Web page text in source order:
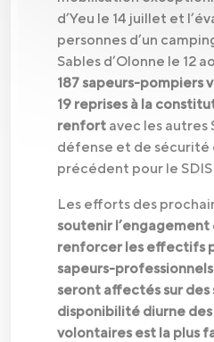
d’Yeu le 14 juillet et
personnes d’un
Sables d’Olonne le 12
187 sapeurs-pompiers
19 reprises à la
renfort avec les autres
défense et de sécurité
précédent pour le
Les efforts des
soutenir l’engagement
renforcer les effectifs
sapeurs-
seront affectés sur des
disponibilité diurne
volontaires est la plus